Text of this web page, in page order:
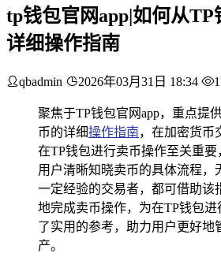
tp钱包官网app|如何从TP
详细操作指南
qbadmin 2026年03月31日 18:34
聚焦于TP钱包官网app，重点提
币的详细操作指南，在加密货币
在TP钱包进行卖币操作至关重要
用户清晰知晓卖币的具体流程，
一定经验的交易者，都可借助该
地完成卖币操作，为在TP钱包
了实用的参考，助力用户更好地
产。